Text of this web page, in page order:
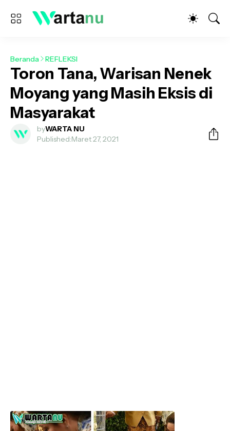
Beranda REFLEKSI
Toron Tana, Warisan Nenek
Moyang yang Masih Eksis di
Masyarakat
byWARTA NU
Published:Maret 27, 2021